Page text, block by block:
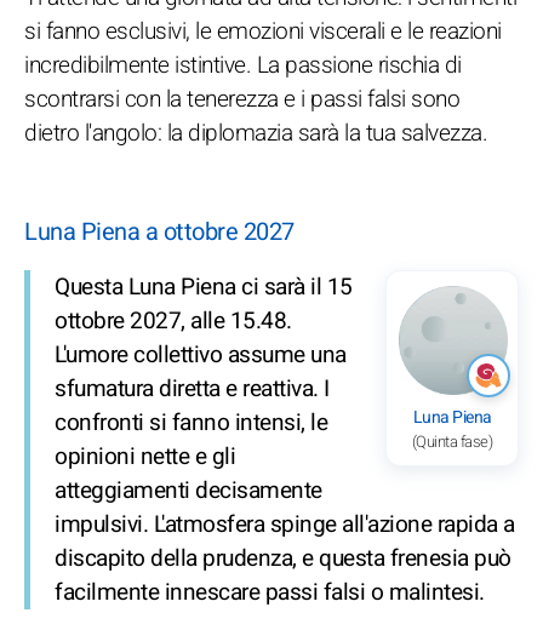
si fanno esclusivi, le emozioni viscerali e le reazioni
incredibilmente istintive. La passione rischia di
scontrarsi con la tenerezza e i passi falsi sono
dietro l'angolo: la diplomazia sarà la tua salvezza.
Luna Piena a ottobre 2027
Luna Piena
(Quinta fase)
Questa Luna Piena ci sarà il 15
ottobre 2027, alle 15.48.
L'umore collettivo assume una
sfumatura diretta e reattiva. I
confronti si fanno intensi, le
opinioni nette e gli
atteggiamenti decisamente
impulsivi. L'atmosfera spinge all'azione rapida a
discapito della prudenza, e questa frenesia può
facilmente innescare passi falsi o malintesi.